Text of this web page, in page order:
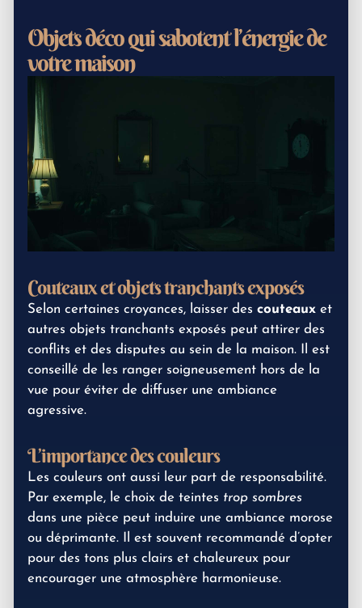
Objets déco qui sabotent l’énergie de
votre maison
Couteaux et objets tranchants exposés
Selon certaines croyances, laisser des couteaux et
autres objets tranchants exposés peut attirer des
conflits et des disputes au sein de la maison. Il est
conseillé de les ranger soigneusement hors de la
vue pour éviter de diffuser une ambiance
agressive.
L’importance des couleurs
Les couleurs ont aussi leur part de responsabilité.
Par exemple, le choix de teintes trop sombres
dans une pièce peut induire une ambiance morose
ou déprimante. Il est souvent recommandé d’opter
pour des tons plus clairs et chaleureux pour
encourager une atmosphère harmonieuse.